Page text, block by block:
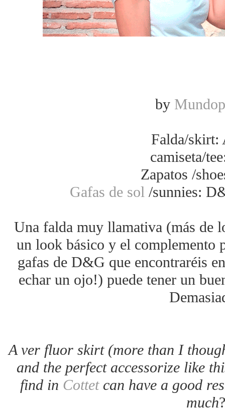
by
Falda/skirt:
camiseta/
Zapatos /
Gafas de sol /sunnies:
Una falda muy llamativa (más de
un look básico y el complemento
gafas de D&G que encontraréis
echar un ojo!) puede tener un
A ver fluor skirt (more than I
and the perfect accessorize like
find in Cottet can have a good
much?